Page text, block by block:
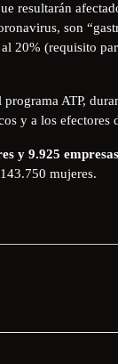
resultarán
son
20% (requisito
ATP,
y a los efectores
y 9.925 empresas
mujeres.